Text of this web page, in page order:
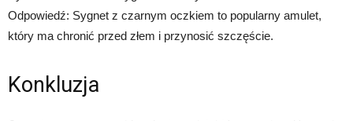
Odpowiedź: Sygnet z czarnym oczkiem to popularny amulet,
który ma chronić przed złem i przynosić szczęście.
Konkluzja